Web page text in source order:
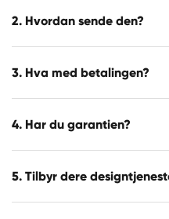
2. Hvordan sende den?
3. Hva med betalingen?
4. Har du garantien?
5. Tilbyr dere